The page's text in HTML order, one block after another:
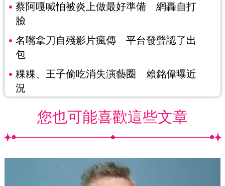
蔡阿嘎喊怕被炎上做最好準備 網轟自打
臉
名嘴拿刀自殘影片瘋傳 平台發聲認了出
包
粿粿、王子偷吃消失演藝圈 賴銘偉曝近
況
您也可能喜歡這些文章